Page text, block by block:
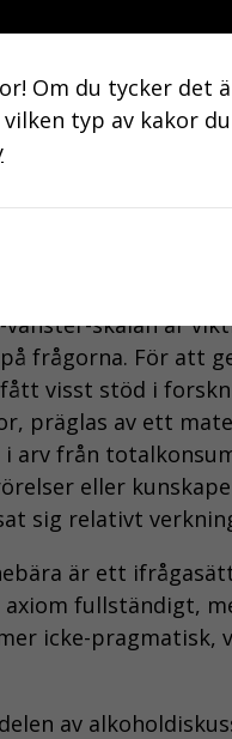
verkar bero
får inga
alkoholens
mycket alkohol
förutsatt att
klimatet? Låt oss
skalan är
frågorna. För att
visst stöd i
präglas av ett
från
eller
sig relativt
är ett
fullständigt,
icke-
av
Om du tycker det
typ av kakor